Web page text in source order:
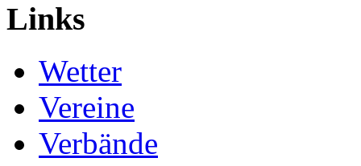
Links
Wetter
Vereine
Verbände